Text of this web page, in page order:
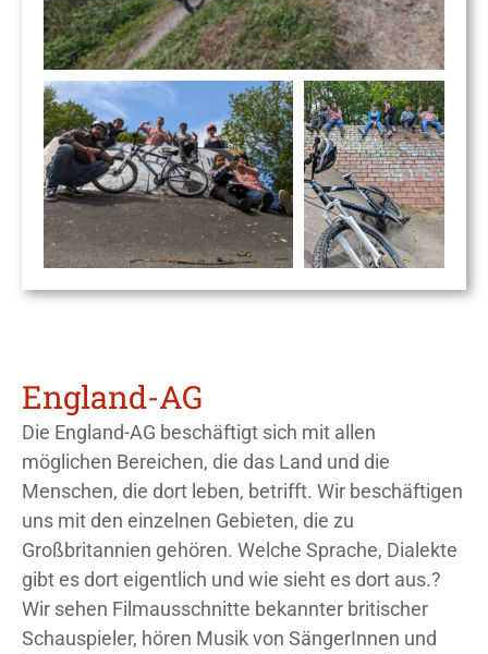
England-AG
Die England-AG beschäftigt sich mit allen
möglichen Bereichen, die das Land und die
Menschen, die dort leben, betrifft. Wir beschäftigen
uns mit den einzelnen Gebieten, die zu
Großbritannien gehören. Welche Sprache, Dialekte
gibt es dort eigentlich und wie sieht es dort aus.?
Wir sehen Filmausschnitte bekannter britischer
Schauspieler, hören Musik von SängerInnen und